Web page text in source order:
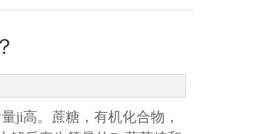
ji高。蔗糖，有机化合物，